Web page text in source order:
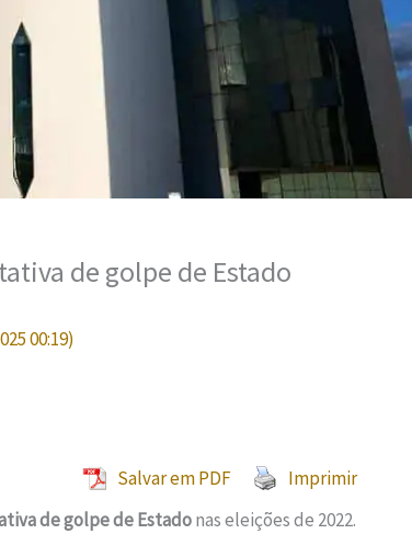
de golpe de Estado
00:19)
Salvar em PDF
Imprimir
de golpe de Estadonas eleições de 2022.